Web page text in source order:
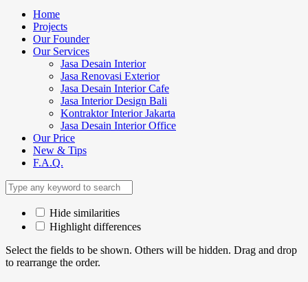
Home
Projects
Our Founder
Our Services
Jasa Desain Interior
Jasa Renovasi Exterior
Jasa Desain Interior Cafe
Jasa Interior Design Bali
Kontraktor Interior Jakarta
Jasa Desain Interior Office
Our Price
New & Tips
F.A.Q.
Hide similarities
Highlight differences
Select the fields to be shown. Others will be hidden. Drag and drop
to rearrange the order.